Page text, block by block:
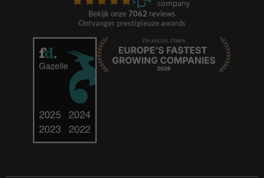
Bekijk onze 7062 reviews
Ontvanger prestigieuze awards